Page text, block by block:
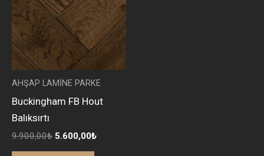
AHŞAP LAMİNE PARKE
Buckingham FB Hout
Balıksırtı
9.900,00₺ 5.600,00₺